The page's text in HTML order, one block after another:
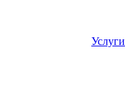
Услуги